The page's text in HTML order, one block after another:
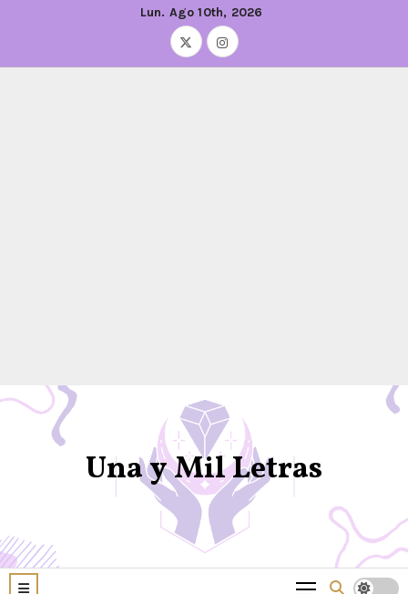
Lun. Ago 10th, 2026
Una y Mil Letras